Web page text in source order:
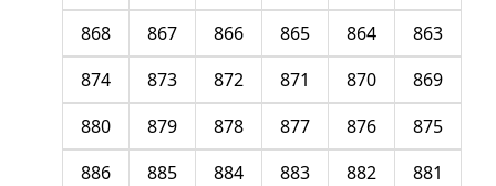
863
864
865
866
867
868
869
870
871
872
873
874
875
876
877
878
879
880
881
882
883
884
885
886